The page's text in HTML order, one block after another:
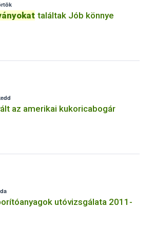
találtak Jób könnye
az amerikai kukoricabogár
utóvizsgálata 2011-